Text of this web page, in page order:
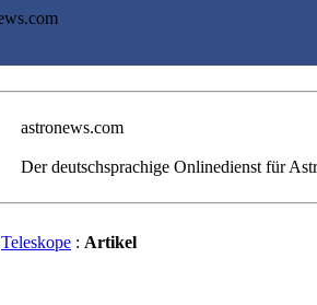
astronews.com
Der deutschsprachige Onlinedienst für
Teleskope : Artikel